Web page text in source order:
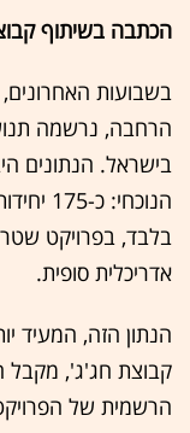
הכתבה בשיתוף
בשבועות
הרחבה, נרשמה
בישראל. הנתונים
בלבד, בפרויקט
אדריכלית סופית.
הנתון הזה, המעיד
קבוצת חג'ג', מקבל
הרשמית של